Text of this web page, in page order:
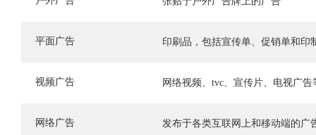
平面广告 印刷品，包括宣传单、促销单和印
视频广告 网络视频、tvc、宣传片、电视广告
网络广告 发布于各类互联网上和移动端的广